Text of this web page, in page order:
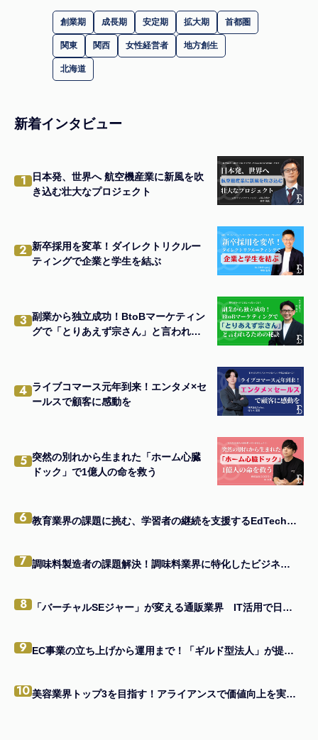
創業期 成長期 安定期 拡大期 首都圏
関東 関西 女性経営者 地方創生
北海道
新着インタビュー
1
日本発、世界へ 航空機産業に新風を吹
き込む壮大なプロジェクト
2 新卒採用を変革！ダイレクトリクルー
ティングで企業と学生を結ぶ
3 副業から独立成功！BtoBマーケティン
グで「とりあえず宗さん」と言われる
4 ライブコマース元年到来！エンタメ×セ
ールスで顧客に感動を
5 突然の別れから生まれた「ホーム心臓
ドック」で1億人の命を救う
6 教育業界の課題に挑む、学習者の継続を支援するEdTechアプリの秘訣とは
7 調味料製造者の課題解決！調味料業界に特化したビジネスモデルの真髄
8 「バーチャルSEジャー」が変える通販業界 IT活用で日本一を目指す企業の味方になる
9 EC事業の立ち上げから運用まで！「ギルド型法人」が提供する一貫支援とは
10 美容業界トップ3を目指す！アライアンスで価値向上を実現する経営者の戦略